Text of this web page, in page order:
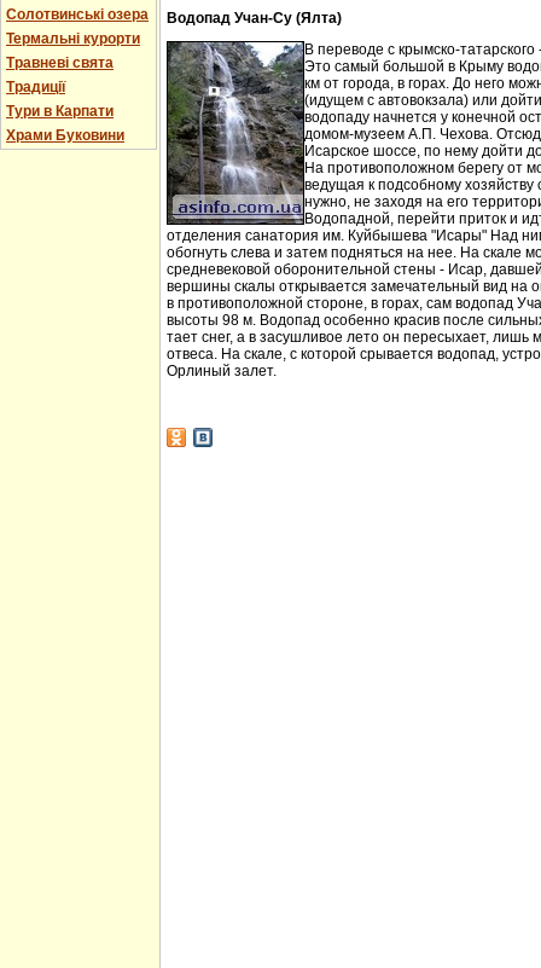
Солотвинські озера
Термальні курорти
Травневі свята
Традиції
Тури в Карпати
Храми Буковини
Водопад Учан-Су (Ялта)
В переводе с крымско-
Это самый большой в Крыму
км от города, в горах. До него
(идущем с автовокзала) или
водопаду начнется у конечной
домом-музеем А.П. Чехова.
Исарское шоссе, по нему дойти
На противоположном берегу от
ведущая к подсобному
нужно, не заходя на его
Водопадной, перейти приток и
отделения санатория им. Куйбышева "Исары" Над
обогнуть слева и затем подняться на нее. На скале
средневековой оборонительной стены - Исар,
вершины скалы открывается замечательный вид на
в противоположной стороне, в горах, сам водопад
высоты 98 м. Водопад особенно красив после
тает снег, а в засушливое лето он пересыхает, лишь
отвеса. На скале, с которой срывается водопад,
Орлиный залет.